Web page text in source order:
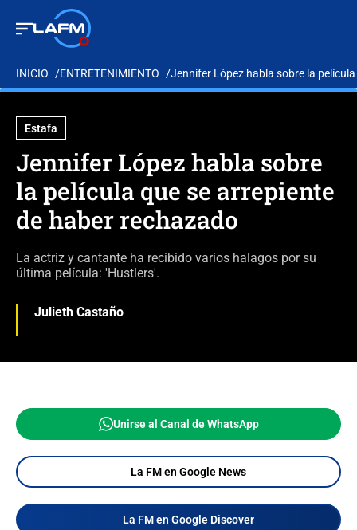
INICIO ENTRETENIMIENTO Jennifer López habla sobre la
Estafa
Jennifer López habla sobre
la película que se arrepiente
de haber rechazado
La actriz y cantante ha recibido varios halagos por su
última película: 'Hustlers'.
Julieth Castaño
Unirse al Canal de WhatsApp
La FM en Google News
La FM en Google Discover